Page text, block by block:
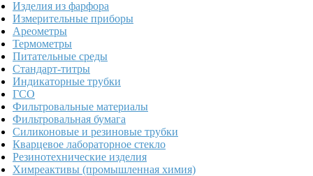
Изделия из фарфора
Измерительные приборы
Ареометры
Термометры
Питательные среды
Стандарт-титры
Индикаторные трубки
ГСО
Фильтровальные материалы
Фильтровальная бумага
Силиконовые и резиновые трубки
Кварцевое лабораторное стекло
Резинотехнические изделия
Химреактивы (промышленная химия)